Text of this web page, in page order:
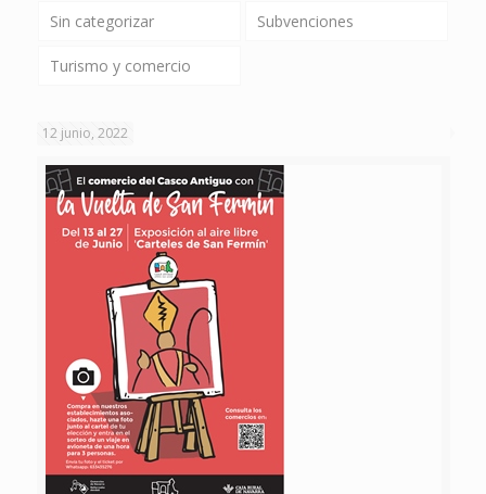
Sin categorizar Subvenciones
Turismo y comercio
12 junio, 2022